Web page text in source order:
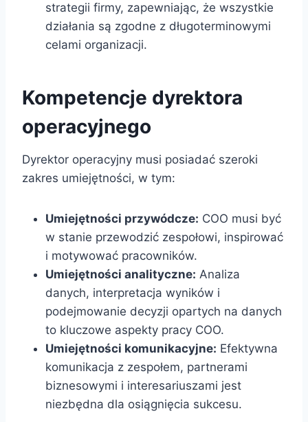
strategii firmy, zapewniając, że wszystkie
działania są zgodne z długoterminowymi
celami organizacji.
Kompetencje dyrektora
operacyjnego
Dyrektor operacyjny musi posiadać szeroki
zakres umiejętności, w tym:
Umiejętności przywódcze: COO musi być
w stanie przewodzić zespołowi, inspirować
i motywować pracowników.
Umiejętności analityczne: Analiza
danych, interpretacja wyników i
podejmowanie decyzji opartych na danych
to kluczowe aspekty pracy COO.
Umiejętności komunikacyjne: Efektywna
komunikacja z zespołem, partnerami
biznesowymi i interesariuszami jest
niezbędna dla osiągnięcia sukcesu.